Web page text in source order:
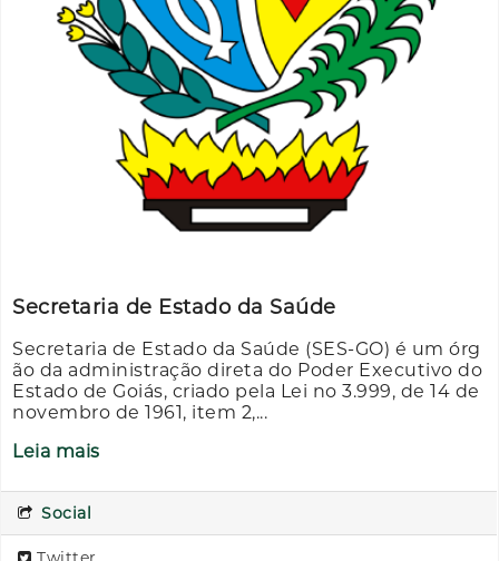
Secretaria de Estado da Saúde
Secretaria de Estado da Saúde (SES-GO) é um órg
ão da administração direta do Poder Executivo do
Estado de Goiás, criado pela Lei no 3.999, de 14 de
novembro de 1961, item 2,...
Leia mais
Social